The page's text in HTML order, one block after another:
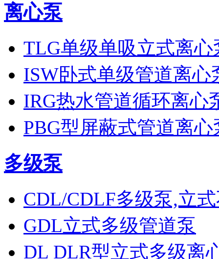
离心泵
TLG单级单吸立式离心
ISW卧式单级管道离心
IRG热水管道循环离心
PBG型屏蔽式管道离心
多级泵
CDL/CDLF多级泵,立
GDL立式多级管道泵
DL DLR型立式多级离